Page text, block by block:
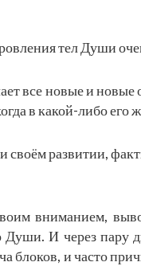
тел Души
все новые и новые
в какой-либо
развитии,
вниманием,
И через пару
блоков, и часто